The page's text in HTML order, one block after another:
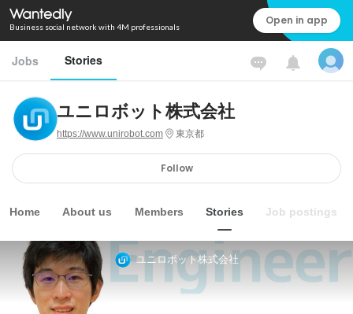
Business social network with 4M professionals Open in app
Jobs Stories
ユニロボット株式会社
https://www.unirobot.com 東京都
Follow
Home About us Members Stories Job postings
ユニロボット株式会社